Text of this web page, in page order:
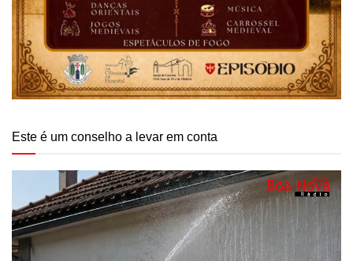
Este é um conselho a levar em conta